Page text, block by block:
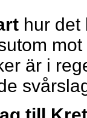
hur det
är i